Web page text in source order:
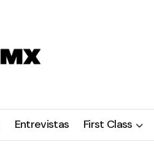
Entrevistas First Class